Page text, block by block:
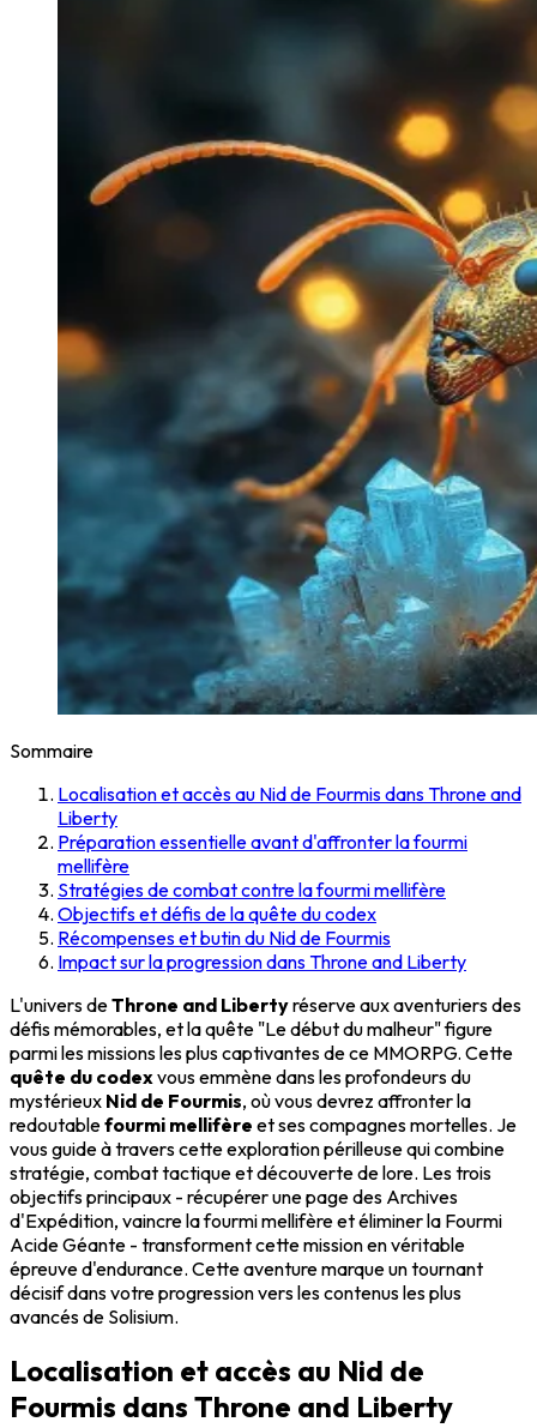
Sommaire
Localisation et accès au Nid de Fourmis dans Throne and
Liberty
Préparation essentielle avant d'affronter la fourmi
mellifère
Stratégies de combat contre la fourmi mellifère
Objectifs et défis de la quête du codex
Récompenses et butin du Nid de Fourmis
Impact sur la progression dans Throne and Liberty
L'univers deThrone and Libertyréserve aux aventuriers des
défis mémorables, et la quête "Le début du malheur" figure
parmi les missions les plus captivantes de ce MMORPG. Cette
quête du codexvous emmène dans les profondeurs du
mystérieux Nid de Fourmis, où vous devrez affronter la
redoutablefourmi mellifère et ses compagnes mortelles. Je
vous guide à travers cette exploration périlleuse qui combine
stratégie, combat tactique et découverte de lore. Les trois
objectifs principaux - récupérer une page des Archives
d'Expédition, vaincre la fourmi mellifère et éliminer la Fourmi
Acide Géante - transforment cette mission en véritable
épreuve d'endurance. Cette aventure marque un tournant
décisif dans votre progression vers les contenus les plus
avancés de Solisium.
Localisation et accès au Nid de
Fourmis dans Throne and Liberty